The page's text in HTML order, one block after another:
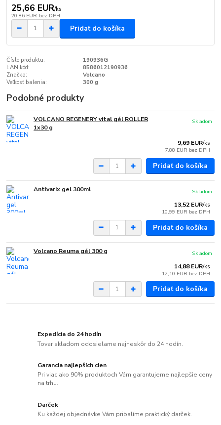
25,66 EUR/ks
20,86 EUR bez DPH
Pridať do košíka
Číslo produktu:
190936G
EAN kód:
8586012190936
Značka:
Volcano
Veľkosť balenia:
300 g
Podobné produkty
VOLCANO REGENERY vital gél ROLLER
1x30 g
9,69 EUR/ks
7,88 EUR bez DPH
Skladom
Pridať do košíka
Antivarix gel 300ml
13,52 EUR/ks
10,99 EUR bez DPH
Skladom
Pridať do košíka
Volcano Reuma gél 300 g
14,88 EUR/ks
12,10 EUR bez DPH
Skladom
Pridať do košíka
Expedícia do 24 hodín
Tovar skladom odosielame najneskôr do 24 hodín.
Garancia najlepších cien
Pri viac ako 90% produktoch Vám garantujeme najlepšie ceny
na trhu.
Darček
Ku každej objednávke Vám pribalíme praktický darček.